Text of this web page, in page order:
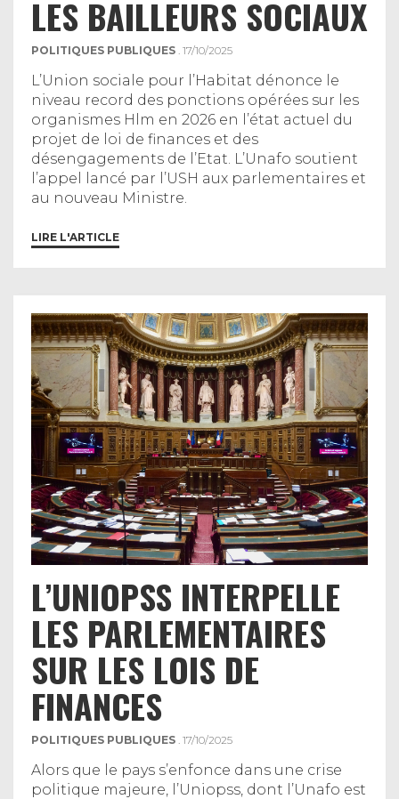
LES BAILLEURS SOCIAUX
POLITIQUES PUBLIQUES . 17/10/2025
L’Union sociale pour l’Habitat dénonce le
niveau record des ponctions opérées sur les
organismes Hlm en 2026 en l’état actuel du
projet de loi de finances et des
désengagements de l’Etat. L’Unafo soutient
l’appel lancé par l’USH aux parlementaires et
au nouveau Ministre.
LIRE L'ARTICLE
L’UNIOPSS INTERPELLE
LES PARLEMENTAIRES
SUR LES LOIS DE
FINANCES
POLITIQUES PUBLIQUES . 17/10/2025
Alors que le pays s’enfonce dans une crise
politique majeure, l’Uniopss, dont l’Unafo est